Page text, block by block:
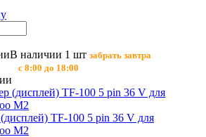
В наличии 1 шт забрать завтра
с 8:00 до 18:00
TF-100 5 pin 36 V для
М2